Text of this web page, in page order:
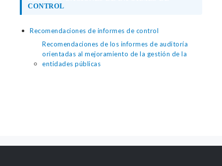
CONTROL
Recomendaciones de informes de control
Recomendaciones de los informes de auditoría
orientadas al mejoramiento de la gestión de la
entidades públicas